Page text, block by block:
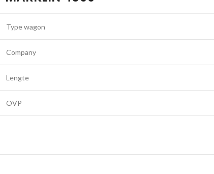
Type wagon
Company
Lengte
OVP